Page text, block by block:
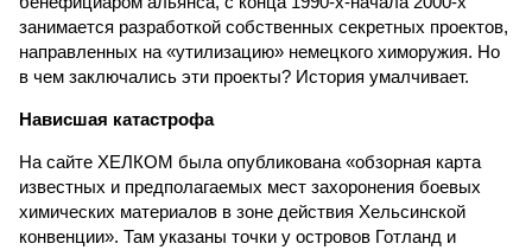
занимается разработкой собственных секретных проектов,
направленных на «утилизацию» немецкого химоружия. Но
в чем заключались эти проекты? История умалчивает.
Нависшая катастрофа
На сайте ХЕЛКОМ была опубликована «обзорная карта
известных и предполагаемых мест захоронения боевых
химических материалов в зоне действия Хельсинской
конвенции». Там указаны точки у островов Готланд и